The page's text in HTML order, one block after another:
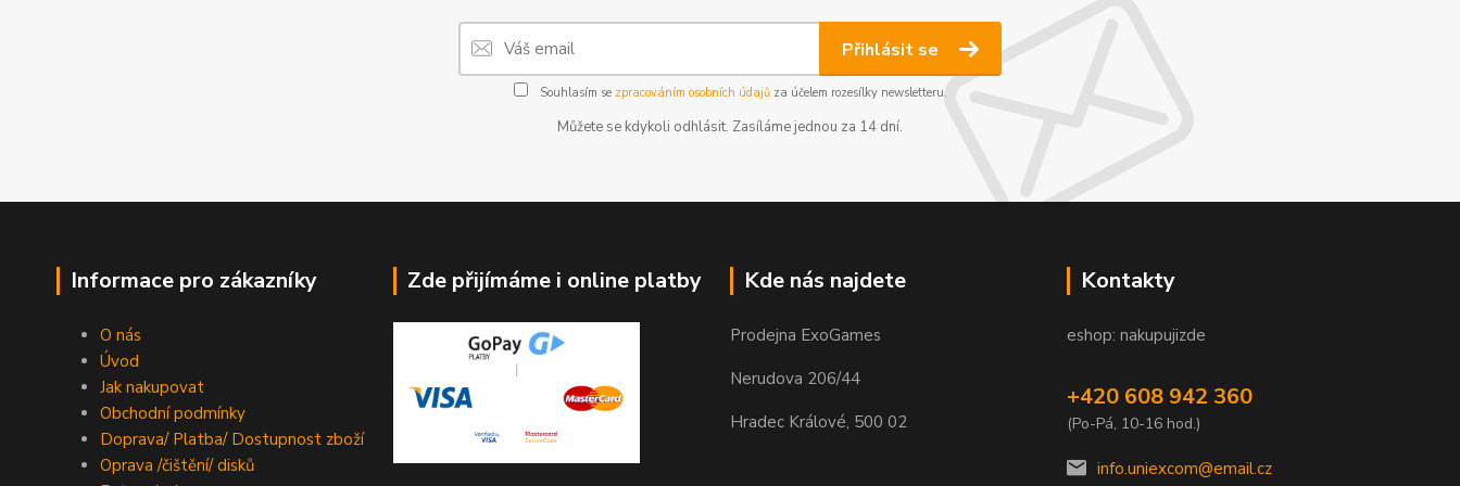
Přihlásit se
Souhlasím se zpracováním osobních údajůza účelem rozesílky newsletteru.
Můžete se kdykoli odhlásit. Zasíláme jednou za 14 dní.
Informace pro zákazníky
O nás
Úvod
Jak nakupovat
Obchodní podmínky
Doprava/ Platba/ Dostupnost zboží
Oprava /čištění/ disků
Zde přijímáme i online platby Kde nás najdete
Prodejna ExoGames
Nerudova 206/44
Hradec Králové, 500 02
Kontakty
eshop: nakupujizde
+420 608 942 360
(Po-Pá, 10-16 hod.)
info.uniexcom@email.cz